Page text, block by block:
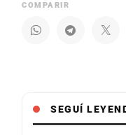
COMPARIR
SEGUÍ